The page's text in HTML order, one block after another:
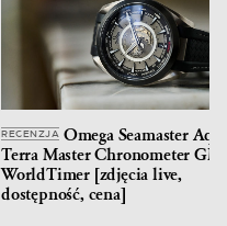
RECENZJA Omega Seamaster
Terra Master Chronometer
WorldTimer [zdjęcia live,
dostępność, cena]